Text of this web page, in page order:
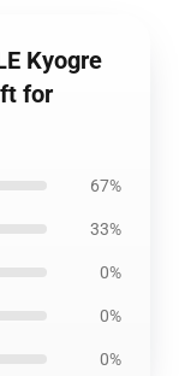
Kyogre
for
67%
33%
0%
0%
0%